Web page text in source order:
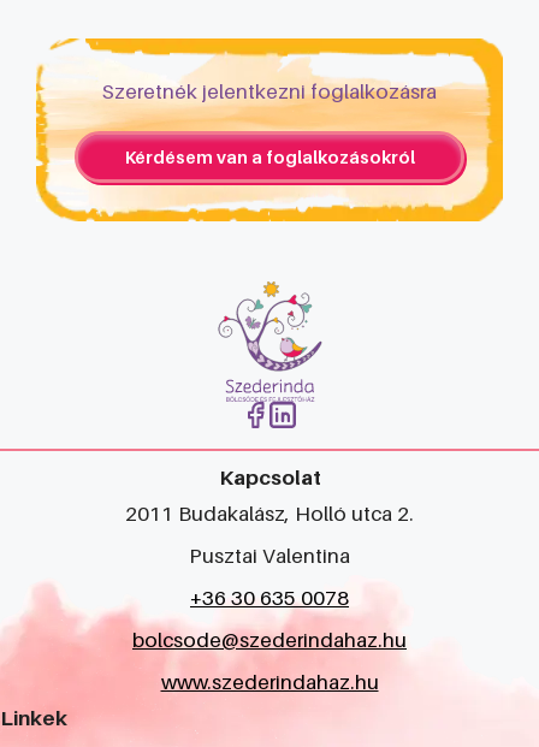
Szeretnék jelentkezni foglalkozásra
Kérdésem van a foglalkozásokról
Kapcsolat
2011 Budakalász, Holló utca 2.
Pusztai Valentina
+36 30 635 0078
bolcsode@szederindahaz.hu
www.szederindahaz.hu
Linkek